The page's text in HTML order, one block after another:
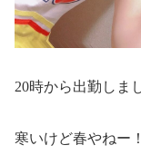
20時から出勤しま
寒いけど春やねー